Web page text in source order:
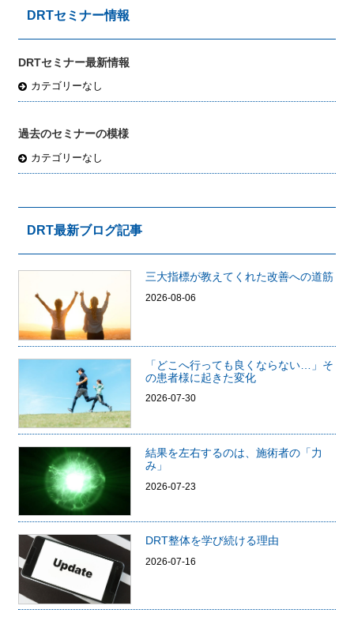
DRTセミナー情報
DRTセミナー最新情報
カテゴリーなし
過去のセミナーの模様
カテゴリーなし
DRT最新ブログ記事
三大指標が教えてくれた改善への道筋
2026-08-06
「どこへ行っても良くならない…」そ
の患者様に起きた変化
2026-07-30
結果を左右するのは、施術者の「力
み」
2026-07-23
DRT整体を学び続ける理由
2026-07-16